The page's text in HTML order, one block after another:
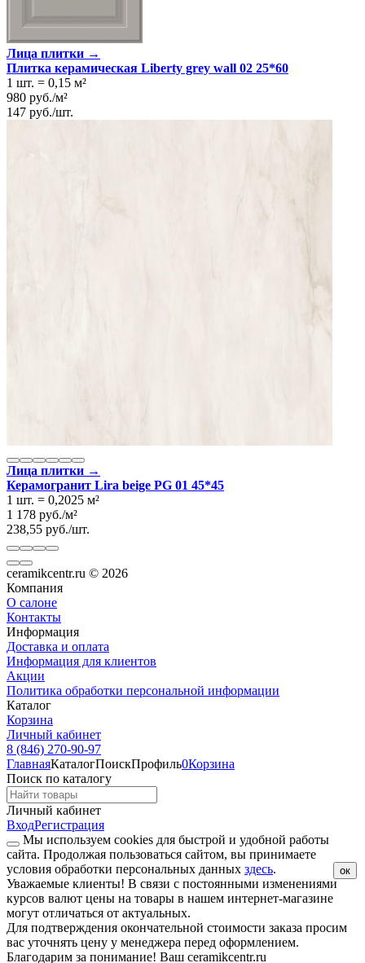
Лица плитки →
Плитка керамическая Liberty grey wall 02 25*60
1 шт. = 0,15 м²
980 руб./м²
147 руб./шт.
Лица плитки →
Керамогранит Lira beige PG 01 45*45
1 шт. = 0,2025 м²
1 178 руб./м²
238,55 руб./шт.
ceramikcentr.ru © 2026
Компания
О салоне
Контакты
Информация
Доставка и оплата
Информация для клиентов
Акции
Политика обработки персональной информации
Каталог
Корзина
Личный кабинет
8 (846) 270-90-97
ГлавнаяКаталогПоискПрофиль0Корзина
Поиск по каталогу
Личный кабинет
ВходРегистрация
Мы используем cookies для быстрой и удобной работы
сайта. Продолжая пользоваться сайтом, вы принимаете
условия обработки персональных данных здесь. ок
Уважаемые клиенты! В связи с постоянными изменениями
курсов валют цены на товары в нашем интернет-магазине
могут отличаться от актуальных.
Для подтверждения окончательной стоимости заказа просим
вас уточнять цену у менеджера перед оформлением.
Благодарим за понимание! Ваш ceramikcentr.ru